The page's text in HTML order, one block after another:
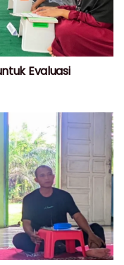
Evaluasi